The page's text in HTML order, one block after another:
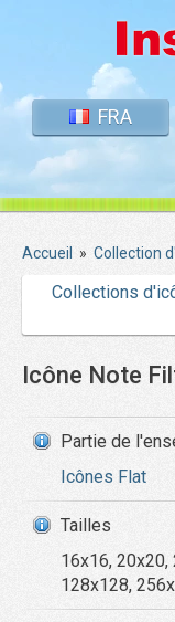
FRA
Accueil » Collection
Collections
Icône Note
Partie de
Icônes Flat
Tailles
16x16, 20x20,
128x128,